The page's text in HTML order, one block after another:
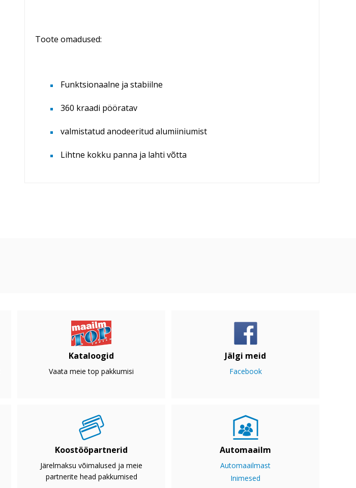
Toote omadused:
Funktsionaalne ja stabiilne
360 kraadi pööratav
valmistatud anodeeritud alumiiniumist
Lihtne kokku panna ja lahti võtta
Kataloogid
Vaata meie top pakkumisi
Jälgi meid
Facebook
Koostööpartnerid
Järelmaksu võimalused ja meie
partnerite head pakkumised
Automaailm
Automaailmast
Inimesed